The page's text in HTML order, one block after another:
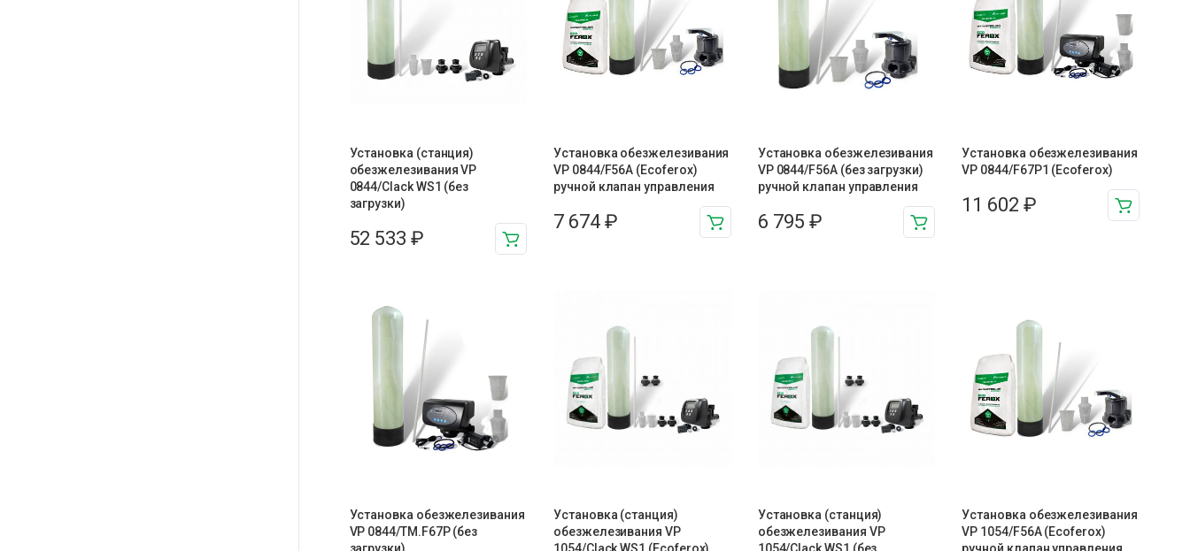
Установка (станция)
обезжелезивания VP
0844/Clack WS1 (без
загрузки)
52 533₽
Установка обезжелезивания
VP 0844/F56A (Ecoferox)
ручной клапан управления
7 674 ₽
Установка обезжелезивания
VP 0844/F56A (без загрузки)
ручной клапан управления
6 795 ₽
Установка обезжелезивания
VP 0844/F67P1 (Ecoferox)
11 602₽
Установка обезжелезивания
VP 0844/TM.F67P (без
Установка (станция)
обезжелезивания VP
Установка (станция)
обезжелезивания VP
Установка обезжелезивания
VP 1054/F56A (Ecoferox)